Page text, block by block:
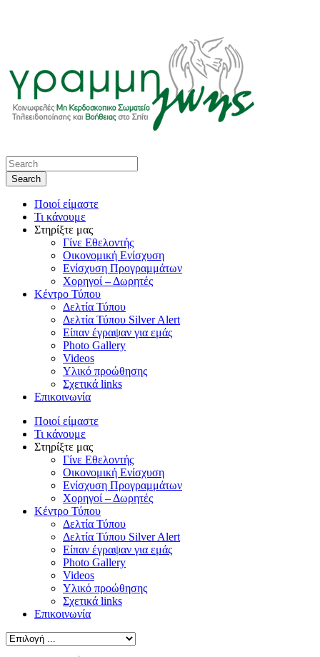
Ποιοί είμαστε
Τι κάνουμε
Στηρίξτε μας
Γίνε Εθελοντής
Οικονομική Ενίσχυση
Ενίσχυση Προγραμμάτων
Χορηγοί – Δωρητές
Κέντρο Τύπου
Δελτία Τύπου
Δελτία Τύπου Silver Alert
Είπαν έγραψαν για εμάς
Photo Gallery
Videos
Υλικό προώθησης
Σχετικά links
Επικοινωνία
Ποιοί είμαστε
Τι κάνουμε
Στηρίξτε μας
Γίνε Εθελοντής
Οικονομική Ενίσχυση
Ενίσχυση Προγραμμάτων
Χορηγοί – Δωρητές
Κέντρο Τύπου
Δελτία Τύπου
Δελτία Τύπου Silver Alert
Είπαν έγραψαν για εμάς
Photo Gallery
Videos
Υλικό προώθησης
Σχετικά links
Επικοινωνία